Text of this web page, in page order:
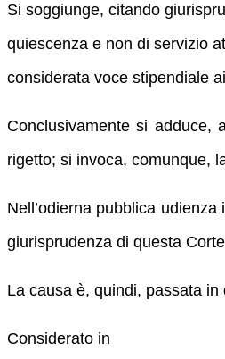
Si soggiunge, citando
quiescenza e non di servizio
considerata voce stipendiale
Conclusivamente si adduce,
rigetto; si invoca, comunque,
Nell’odierna pubblica
giurisprudenza di questa
La causa è, quindi, passata in
Considerato in